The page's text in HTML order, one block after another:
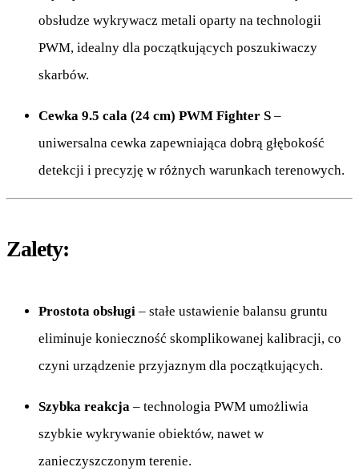
obsłudze wykrywacz metali oparty na technologii
PWM, idealny dla początkujących poszukiwaczy
skarbów.
Cewka 9.5 cala (24 cm) PWM Fighter S –
uniwersalna cewka zapewniająca dobrą głębokość
detekcji i precyzję w różnych warunkach terenowych.
Zalety:
Prostota obsługi – stałe ustawienie balansu gruntu
eliminuje konieczność skomplikowanej kalibracji, co
czyni urządzenie przyjaznym dla początkujących.
Szybka reakcja – technologia PWM umożliwia
szybkie wykrywanie obiektów, nawet w
zanieczyszczonym terenie.